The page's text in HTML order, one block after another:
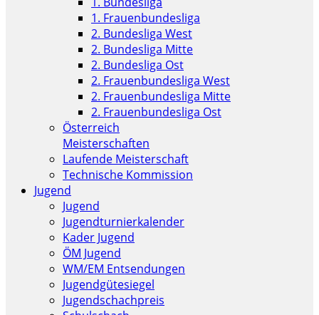
1. Frauenbundesliga
2. Bundesliga West
2. Bundesliga Mitte
2. Bundesliga Ost
2. Frauenbundesliga West
2. Frauenbundesliga Mitte
2. Frauenbundesliga Ost
Österreich
Meisterschaften
Laufende Meisterschaft
Technische Kommission
Jugend
Jugend
Jugendturnierkalender
Kader Jugend
ÖM Jugend
WM/EM Entsendungen
Jugendgütesiegel
Jugendschachpreis